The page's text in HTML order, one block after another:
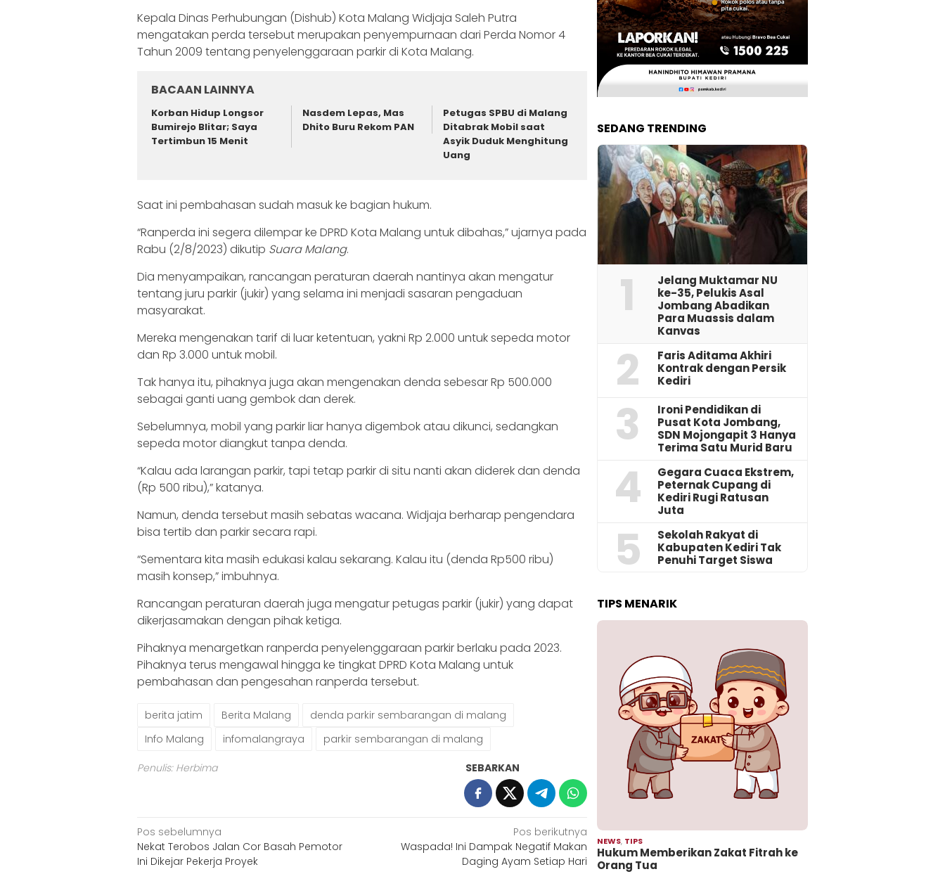
Kepala Dinas Perhubungan (Dishub) Kota Malang Widjaja Saleh Putra
mengatakan perda tersebut merupakan penyempurnaan dari Perda Nomor 4
Tahun 2009 tentang penyelenggaraan parkir di Kota Malang.
BACAAN LAINNYA
Korban Hidup Longsor
Bumirejo Blitar; Saya
Tertimbun 15 Menit
Nasdem Lepas, Mas
Dhito Buru Rekom PAN
Petugas SPBU di Malang
Ditabrak Mobil saat
Asyik Duduk Menghitung
Uang
Saat ini pembahasan sudah masuk ke bagian hukum.
“Ranperda ini segera dilempar ke DPRD Kota Malang untuk dibahas,” ujarnya pada
Rabu (2/8/2023) dikutip Suara Malang.
Dia menyampaikan, rancangan peraturan daerah nantinya akan mengatur
tentang juru parkir (jukir) yang selama ini menjadi sasaran pengaduan
masyarakat.
Mereka mengenakan tarif di luar ketentuan, yakni Rp 2.000 untuk sepeda motor
dan Rp 3.000 untuk mobil.
Tak hanya itu, pihaknya juga akan mengenakan denda sebesar Rp 500.000
sebagai ganti uang gembok dan derek.
Sebelumnya, mobil yang parkir liar hanya digembok atau dikunci, sedangkan
sepeda motor diangkut tanpa denda.
“Kalau ada larangan parkir, tapi tetap parkir di situ nanti akan diderek dan denda
(Rp 500 ribu),” katanya.
Namun, denda tersebut masih sebatas wacana. Widjaja berharap pengendara
bisa tertib dan parkir secara rapi.
“Sementara kita masih edukasi kalau sekarang. Kalau itu (denda Rp500 ribu)
masih konsep,” imbuhnya.
Rancangan peraturan daerah juga mengatur petugas parkir (jukir) yang dapat
dikerjasamakan dengan pihak ketiga.
Pihaknya menargetkan ranperda penyelenggaraan parkir berlaku pada 2023.
Pihaknya terus mengawal hingga ke tingkat DPRD Kota Malang untuk
pembahasan dan pengesahan ranperda tersebut.
berita jatim Berita Malang
denda parkir sembarangan di malang
Info Malang
infomalangraya parkir sembarangan di malang
Penulis: Herbima SEBARKAN
Navigasi
pos
Pos sebelumnya
Nekat Terobos Jalan Cor Basah Pemotor
Ini Dikejar Pekerja Proyek
Pos berikutnya
Waspada! Ini Dampak Negatif Makan
Daging Ayam Setiap Hari
SEDANG TRENDING
1
Jelang Muktamar NU
ke-35, Pelukis Asal
Jombang Abadikan
Para Muassis dalam
Kanvas
2
Faris Aditama Akhiri
Kontrak dengan Persik
Kediri
3
Ironi Pendidikan di
Pusat Kota Jombang,
SDN Mojongapit 3 Hanya
Terima Satu Murid Baru
4
‎Gegara Cuaca Ekstrem,
Peternak Cupang di
Kediri Rugi Ratusan
Juta
5
Sekolah Rakyat di
Kabupaten Kediri Tak
Penuhi Target Siswa
TIPS MENARIK
NEWS, TIPS
Hukum Memberikan Zakat Fitrah ke
Orang Tua